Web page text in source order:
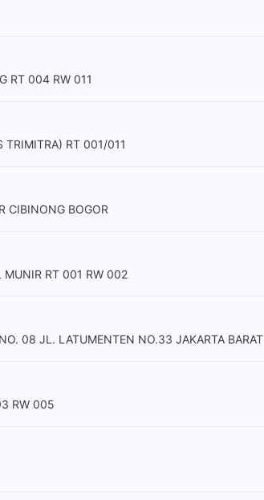
RT 004 RW 011
TRIMITRA) RT 001/011
CIBINONG BOGOR
MUNIR RT 001 RW 002
08 JL. LATUMENTEN NO.33 JAKARTA BARAT
RW 005